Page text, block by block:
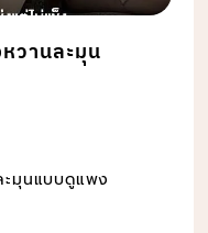
วานละมุน
ะมุนแบบดูแพง